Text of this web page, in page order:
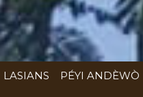
LASIANS PÉYI ANDÈWÒ